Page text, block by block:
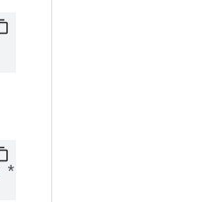
*tag etc frames *